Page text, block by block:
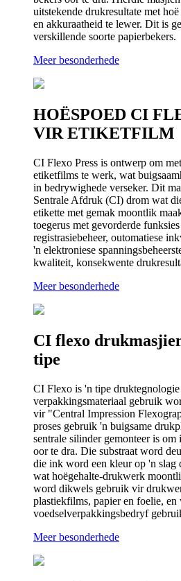
uitstekende drukresultate met
en akkuraatheid te lewer. Dit is
verskillende soorte papierbekers.
Meer besonderhede
HOËSPOED CI
VIR ETIKETFILM
CI Flexo Press is ontwerp om
etiketfilms te werk, wat
in bedrywighede verseker. Dit
Sentrale Afdruk (CI) drom wat
etikette met gemak moontlik
toegerus met gevorderde
registrasiebeheer, outomatiese
'n elektroniese
kwaliteit, konsekwente
Meer besonderhede
CI flexo
tipe
CI Flexo is 'n tipe
verpakkingsmateriaal gebruik
vir "Central Impression
proses gebruik 'n buigsame
sentrale silinder gemonteer is om
oor te dra. Die substraat word
die ink word een kleur op 'n slag
wat hoëgehalte-drukwerk
word dikwels gebruik vir
plastiekfilms, papier en foelie,
voedselverpakkingsbedryf
Meer besonderhede